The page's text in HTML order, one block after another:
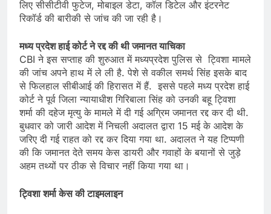
लिए सीसीटीवी फुटेज, मोबाइल डेटा, कॉल डिटेल और इंटरनेट
रिकॉर्ड की बारीकी से जांच की जा रही है।
मध्य प्रदेश हाई कोर्ट ने रद्द की थी जमानत याचिका
CBI ने इस सप्ताह की शुरुआत में मध्यप्रदेश पुलिस से ट्विशा मामले
की जांच अपने हाथ में ले ली है. पेशे से वकील समर्थ सिंह इसके बाद
से फिलहाल सीबीआई की हिरासत में हैं. इससे पहले मध्य प्रदेश हाई
कोर्ट ने पूर्व जिला न्यायाधीश गिरिबाला सिंह को उनकी बहू ट्विशा
शर्मा की दहेज मृत्यु के मामले में दी गई अग्रिम जमानत रद्द कर दी थी.
बुधवार को जारी आदेश में निचली अदालत द्वारा 15 मई के आदेश के
जरिए दी गई राहत को रद्द कर दिया गया था. अदालत ने यह टिप्पणी
की कि जमानत देते समय केस डायरी और गवाहों के बयानों से जुड़े
अहम तथ्यों पर ठीक से विचार नहीं किया गया था।
ट्विशा शर्मा केस की टाइमलाइन